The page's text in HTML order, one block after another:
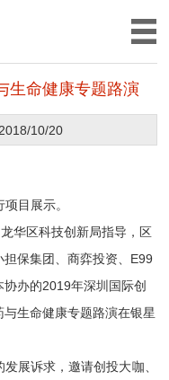
生命健康专题路演
2018/10/20
目展示。
华区科技创新局指导，区
保集团、商弈投资、E99
办的2019年深圳国际创
生命健康专题路演在银星
展诉求，邀请创投大咖、